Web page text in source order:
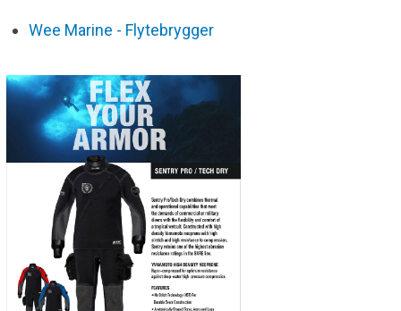
Wee Marine - Flytebrygger